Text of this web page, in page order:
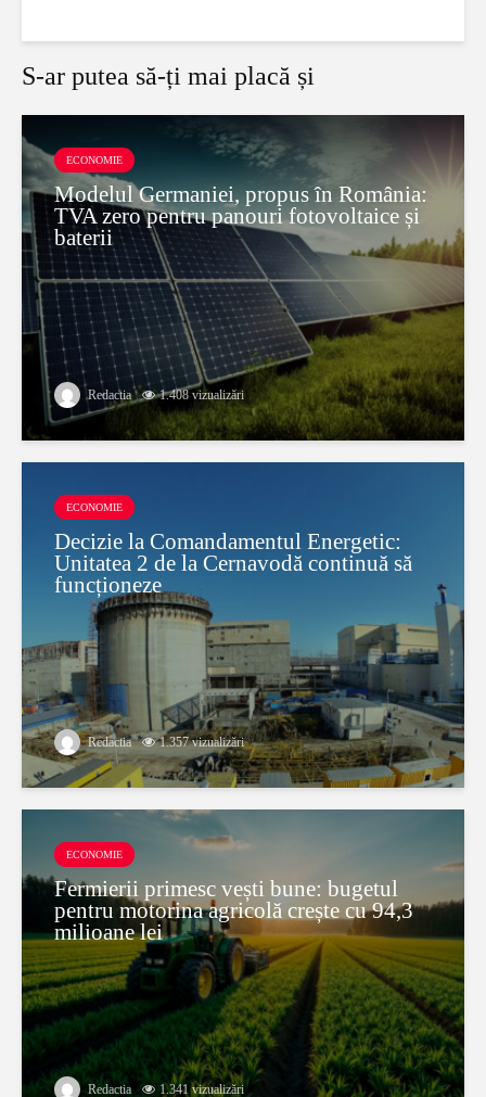
S-ar putea să-ți mai placă și
ECONOMIE
Modelul Germaniei, propus în România:
TVA zero pentru panouri fotovoltaice și
baterii
Redactia 1.408 vizualizări
ECONOMIE
Decizie la Comandamentul Energetic:
Unitatea 2 de la Cernavodă continuă să
funcționeze
Redactia 1.357 vizualizări
ECONOMIE
Fermierii primesc vești bune: bugetul
pentru motorina agricolă crește cu 94,3
milioane lei
Redactia 1.341 vizualizări